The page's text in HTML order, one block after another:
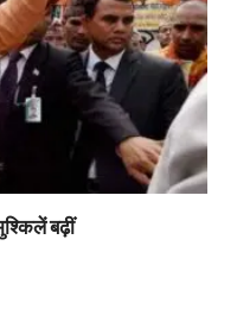
बढ़ीं